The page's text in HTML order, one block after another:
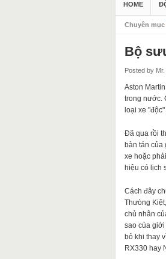
HOME
Chuyên mục
Bộ
Posted by Mr.
Aston
trong nước.
loại xe
Đã qua rồi
bàn tán của
xe hoặc
hiệu có lịch
Cách đây
Thưòng
chủ nhân
sao của
bỏ khi thay
RX330 hay